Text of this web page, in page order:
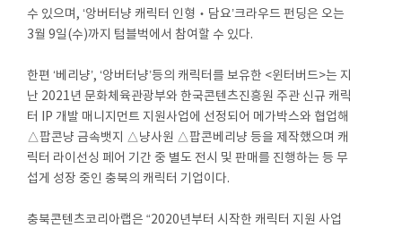
수 있으며, ‘앙버터냥 캐릭터 인형‧담요’크라우드 펀딩은 오는
3월 9일(수)까지 텀블벅에서 참여할 수 있다.
한편 ‘베리냥’, ‘앙버터냥’등의 캐릭터를 보유한 <윈터버드>는 지
난 2021년 문화체육관광부와 한국콘텐츠진흥원 주관 신규 캐릭
터 IP 개발 매니지먼트 지원사업에 선정되어 메가박스와 협업해
△팝콘냥 금속뱃지 △냥사원 △팝콘베리냥 등을 제작했으며 캐
릭터 라이선싱 페어 기간 중 별도 전시 및 판매를 진행하는 등 무
섭게 성장 중인 충북의 캐릭터 기업이다.
충북콘텐츠코리아랩은 “2020년부터 시작한 캐릭터 지원 사업